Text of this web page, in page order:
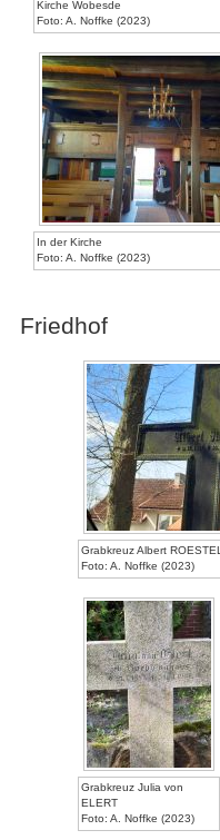
Kirche Wobesde
Foto: A. Noffke (2023)
In der Kirche
Foto: A. Noffke (2023)
Friedhof
Grabkreuz Albert ROESTEL
Foto: A. Noffke (2023)
Grabkreuz Julia von
ELERT
Foto: A. Noffke (2023)